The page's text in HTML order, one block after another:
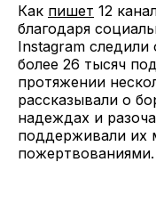
Как пишет 12
благодаря
Instagram следили
более 26 тысяч
протяжении
рассказывали о
надеждах и
поддерживали их
пожертвованиями.